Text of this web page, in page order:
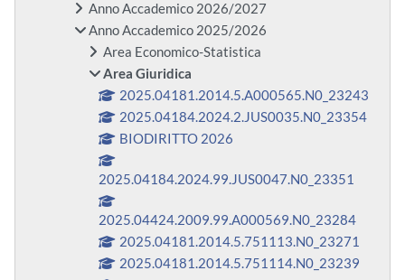
Anno Accademico 2026/2027
Anno Accademico 2025/2026
Area Economico-Statistica
Area Giuridica
2025.04181.2014.5.A000565.N0_23243
2025.04184.2024.2.JUS0035.N0_23354
BIODIRITTO 2026
2025.04184.2024.99.JUS0047.N0_23351
2025.04424.2009.99.A000569.N0_23284
2025.04181.2014.5.751113.N0_23271
2025.04181.2014.5.751114.N0_23239